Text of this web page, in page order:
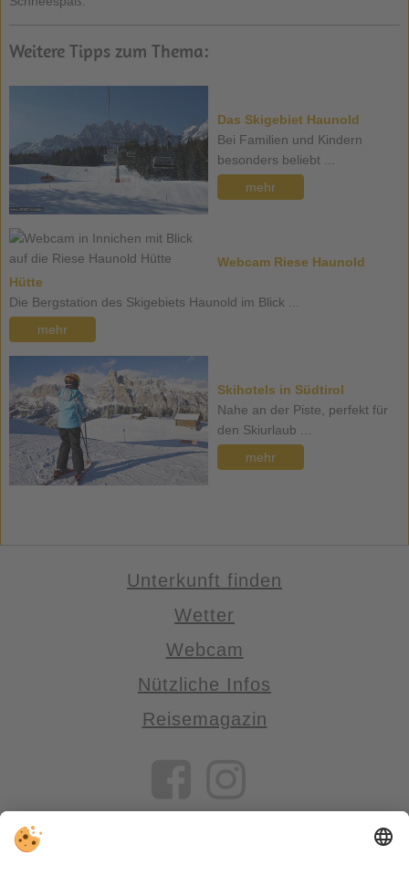
Weitere Tipps zum Thema:
Das Skigebiet Haunold
Bei Familien und Kindern
besonders beliebt ...
mehr
Webcam Riese Haunold
Hütte
Die Bergstation des Skigebiets Haunold im Blick ...
mehr
Skihotels in Südtirol
Nahe an der Piste, perfekt für
den Skiurlaub ...
mehr
Unterkunft finden
Wetter
Webcam
Nützliche Infos
Reisemagazin